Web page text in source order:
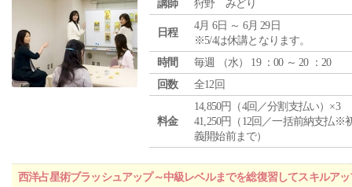
講師 狩野 みどり
日程
4月 6日 ～ 6月 29日
※5/4は休講となります。
時間
毎週 （水） 19 ：00 ～ 20 ：20
回数
全12回
料金
14,850円（4回／分割支払い）×3
41,250円（12回／一括前納支払※
義開始前まで）
西洋占星術ブラッシュアップ～中級レベルまでを総復習してスキルア